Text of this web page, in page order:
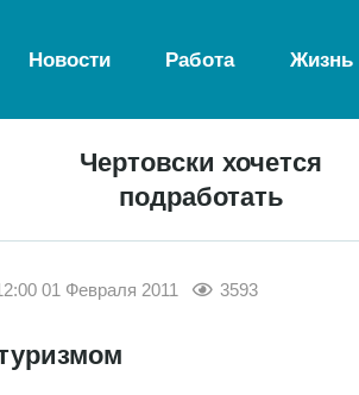
Новости Работа Жизнь
Чертовски хочется
подработать
01 Февраля 2011 3593